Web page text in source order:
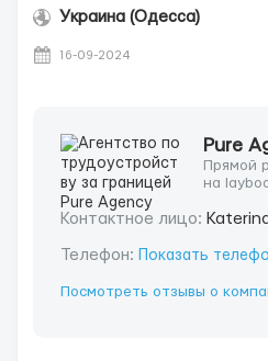
Украина (Одесса)
16-09-2024
Pure
Прямой
на
Контактное лицо:
Телефон: Показать
Посмотреть отзывы о